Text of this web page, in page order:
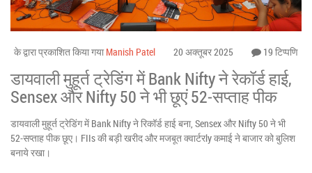
के द्वारा प्रकाशित किया गया Manish Patel 20 अक्तूबर 2025 19 टिप्पणि
डायवाली मुहूर्त ट्रेडिंग में Bank Nifty ने रेकॉर्ड हाई,
Sensex और Nifty 50 ने भी छूएं 52‑सप्ताह पीक
डायवाली मुहूर्त ट्रेडिंग में Bank Nifty ने रिकॉर्ड हाई बना, Sensex और Nifty 50 ने भी
52‑सप्ताह पीक छूए। FIIs की बड़ी खरीद और मजबूत क्वार्टरly कमाई ने बाजार को बुलिश
बनाये रखा।